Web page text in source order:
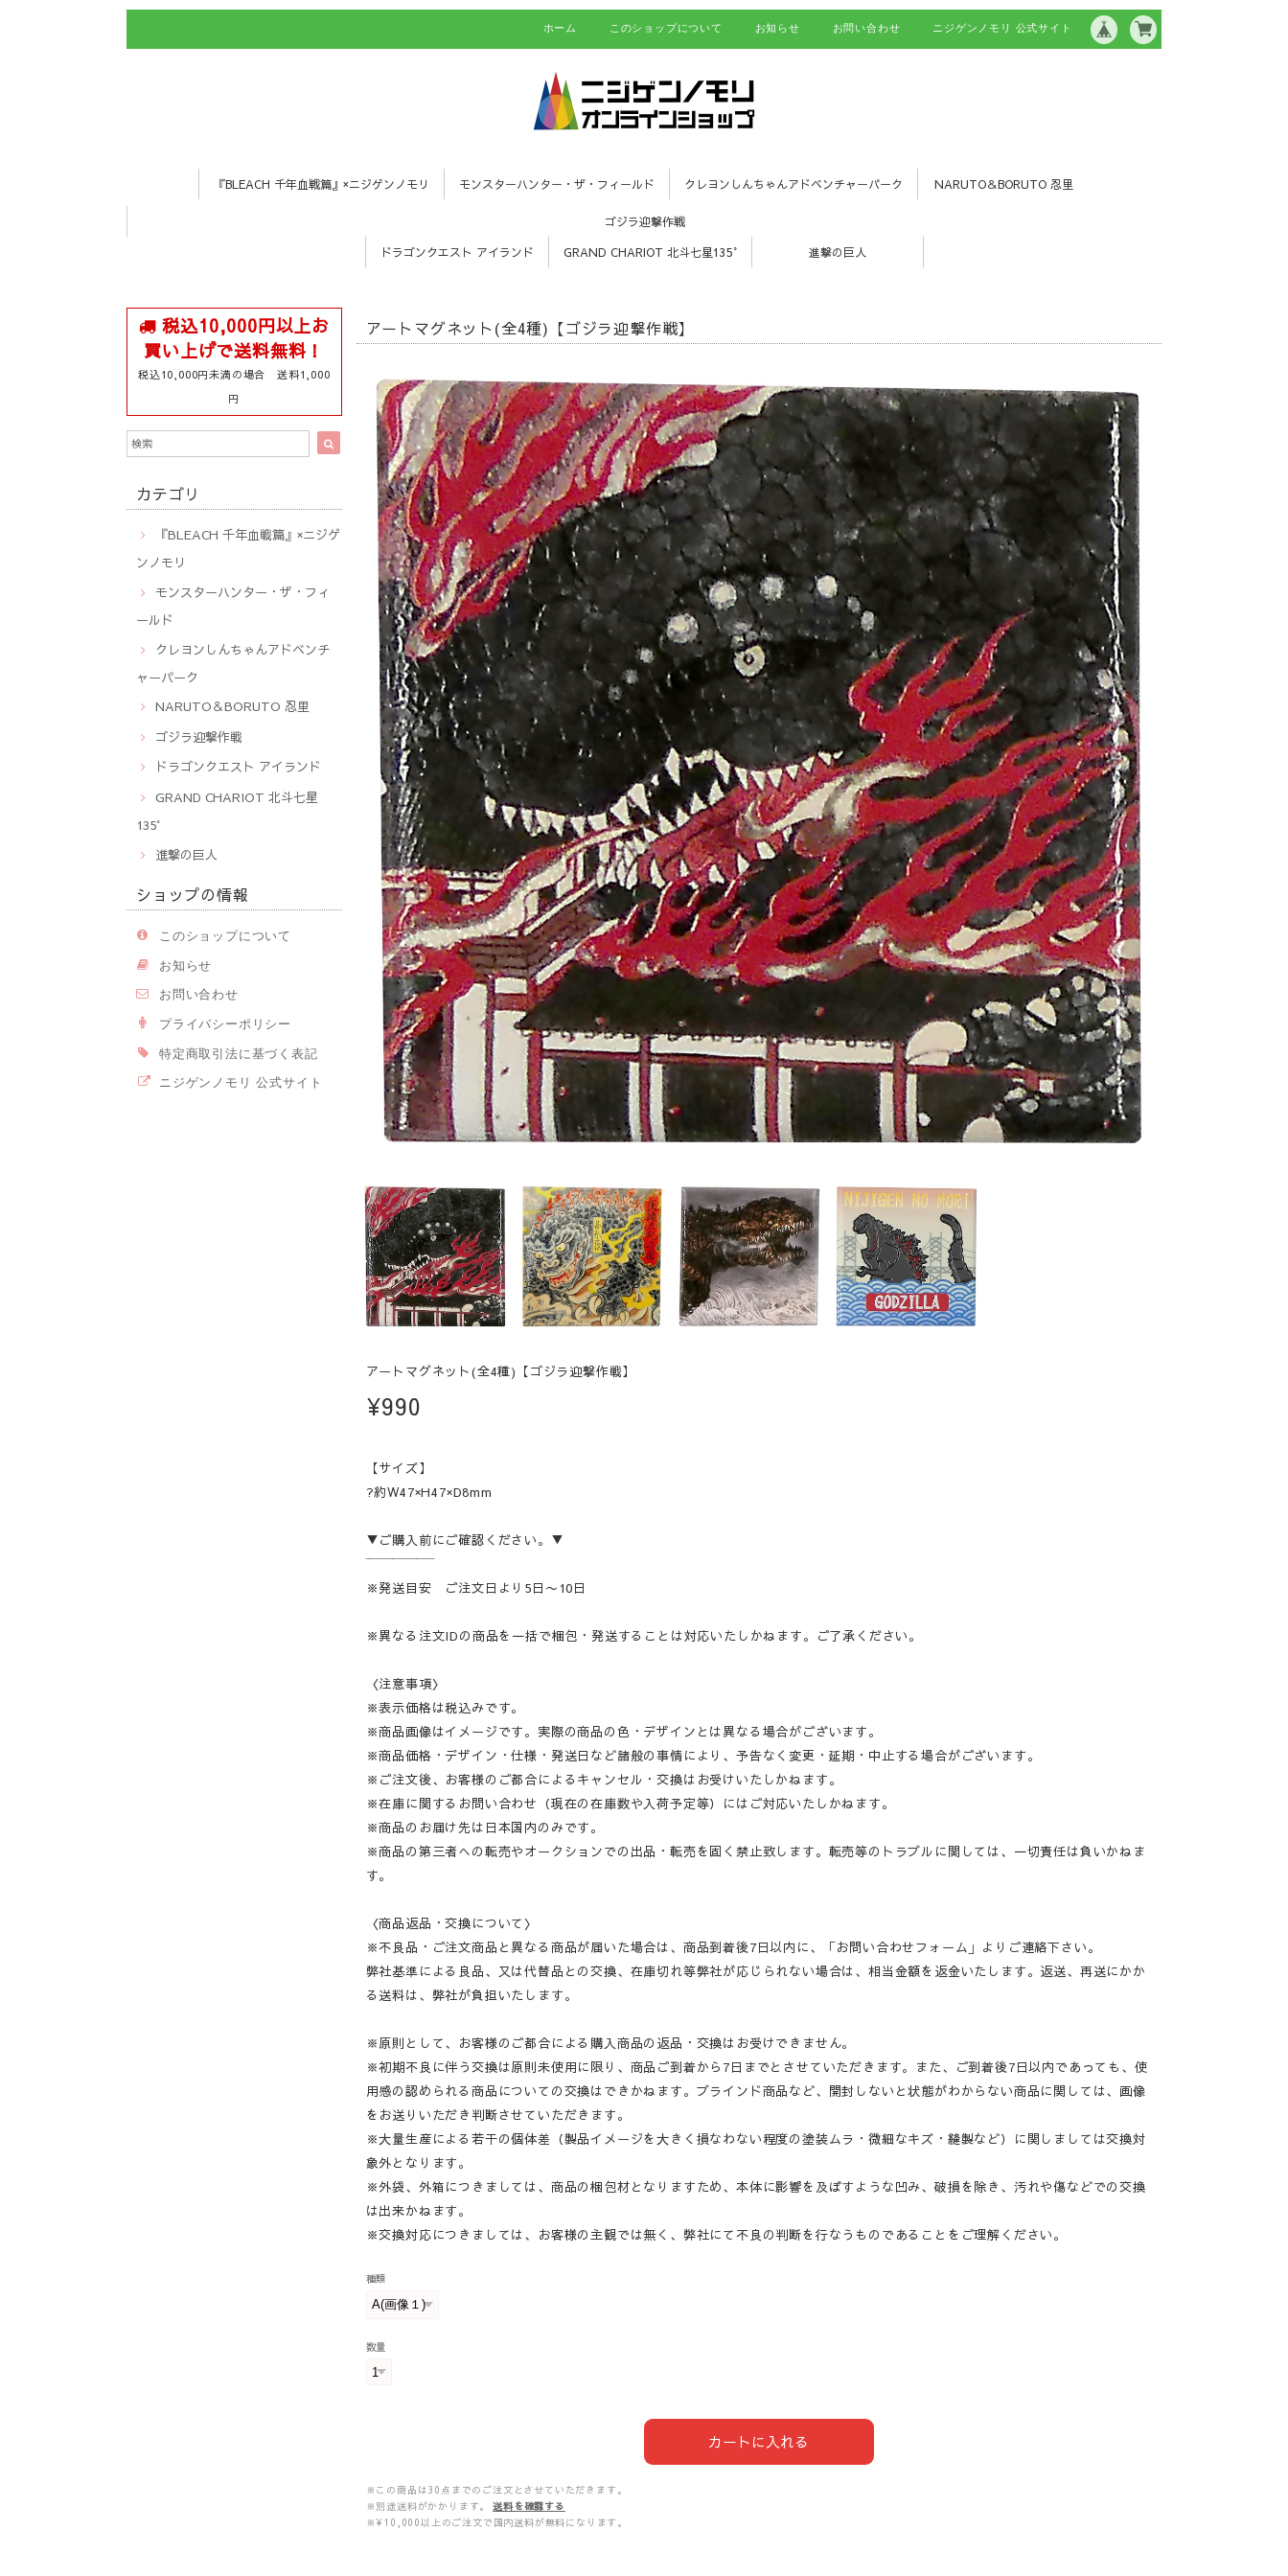
ホーム このショップについて お知らせ お問い合わせ ニジゲンノモリ 公式サイト
『BLEACH 千年血戦篇』×ニジゲンノモリ モンスターハンター・ザ・フィールド クレヨンしんちゃんアドベンチャーパーク NARUTO＆BORUTO 忍里
ゴジラ迎撃作戦
ドラゴンクエスト アイランド
GRAND CHARIOT 北斗七星135° 進撃の巨人
税込10,000円以上お
買い上げで送料無料！
税込10,000円未満の場合 送料1,000
円
カテゴリ
『BLEACH 千年血戦篇』×ニジゲ
ンノモリ
モンスターハンター・ザ・フィ
ールド
クレヨンしんちゃんアドベンチ
ャーパーク
NARUTO＆BORUTO 忍里
ゴジラ迎撃作戦
ドラゴンクエスト アイランド
GRAND CHARIOT 北斗七星
135°
進撃の巨人
ショップの情報
このショップについて
お知らせ
お問い合わせ
プライバシーポリシー
特定商取引法に基づく表記
ニジゲンノモリ 公式サイト
アートマグネット(全4種)【ゴジラ迎撃作戦】
アートマグネット(全4種)【ゴジラ迎撃作戦】
¥990
【サイズ】
?約W47×H47×D8mm
▼ご購入前にご確認ください。▼
‾‾‾‾‾‾‾‾‾‾‾‾‾‾‾
※発送目安 ご注文日より5日〜10日
※異なる注文IDの商品を一括で梱包・発送することは対応いたしかねます。ご了承ください。
〈注意事項〉
※表示価格は税込みです。
※商品画像はイメージです。実際の商品の色・デザインとは異なる場合がございます。
※商品価格・デザイン・仕様・発送日など諸般の事情により、予告なく変更・延期・中止する場合がございます。
※ご注文後、お客様のご都合によるキャンセル・交換はお受けいたしかねます。
※在庫に関するお問い合わせ（現在の在庫数や入荷予定等）にはご対応いたしかねます。
※商品のお届け先は日本国内のみです。
※商品の第三者への転売やオークションでの出品・転売を固く禁止致します。転売等のトラブルに関しては、一切責任は負いかねま
す。
〈商品返品・交換について〉
※不良品・ご注文商品と異なる商品が届いた場合は、商品到着後7日以内に、「お問い合わせフォーム」よりご連絡下さい。
弊社基準による良品、又は代替品との交換、在庫切れ等弊社が応じられない場合は、相当金額を返金いたします。返送、再送にかか
る送料は、弊社が負担いたします。
※原則として、お客様のご都合による購入商品の返品・交換はお受けできません。
※初期不良に伴う交換は原則未使用に限り、商品ご到着から7日までとさせていただきます。また、ご到着後7日以内であっても、使
用感の認められる商品についての交換はできかねます。ブラインド商品など、開封しないと状態がわからない商品に関しては、画像
をお送りいただき判断させていただきます。
※大量生産による若干の個体差（製品イメージを大きく損なわない程度の塗装ムラ・微細なキズ・縫製など）に関しましては交換対
象外となります。
※外袋、外箱につきましては、商品の梱包材となりますため、本体に影響を及ぼすような凹み、破損を除き、汚れや傷などでの交換
は出来かねます。
※交換対応につきましては、お客様の主観では無く、弊社にて不良の判断を行なうものであることをご理解ください。
種類
数量
カートに入れる
※この商品は30点までのご注文とさせていただきます。
※別途送料がかかります。
送料を確認する
※¥10,000以上のご注文で国内送料が無料になります。